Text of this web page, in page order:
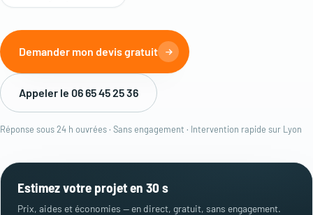
Demander mon devis gratuit
Appeler le 06 65 45 25 36
Réponse sous 24 h ouvrées · Sans engagement · Intervention rapide sur Lyon
Estimez votre projet en 30 s
Prix, aides et économies — en direct, gratuit, sans engagement.